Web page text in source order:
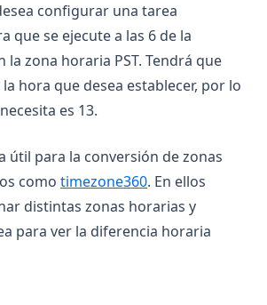
configurar una tarea
que se ejecute a las 6 de la
la zona horaria PST. Tendrá que
hora que desea establecer, por lo
es 13.
útil para la conversión de zonas
como timezone360(opens in a new
. En ellos
distintas zonas horarias y
para ver la diferencia horaria